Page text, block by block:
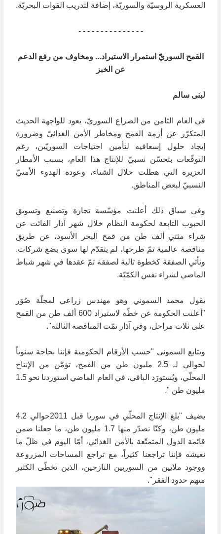
العسكرية الروسيّة والسوريّة، إضافة لتدريب القوات البحريّة.
- - - - - - - - - - - - - - -
القمح السوريّ استمرار الاستيراد... ومخاوف من رفع الدعم
عن الخبز
لبنى سالم
في العام الثامن من الصراع السوريّ، يعود للواجهة الحديث
المتكرّر عن أزمة القمح ومخاطر الأمن الغذائيّ وضرورة
إيجاد حلول إسعافيه لتأمين احتياجات السوريّين، رغم
التوقّعات بتحسّن نسبيّ للإنتاج هذا العام، بسبب الأمطار
الغزيرة التي هطلت خلال الشتاء، وعودة الهدوء الأمنيّ
النسبيّ لبعض المناطق.
وفي سياق ذلك أعلنت مؤسّسة تجارة وتصنيع وتسويق
الحبوب التابعة لحكومة النظام خلال شهر آذار الفائت عن
شراء مئتي ألف طن من قمح البحر الأسود، عن طريق
مناقصة عالمية تمّ طرحها، لم يتقدّم لها سوى بضع شركات.
وتأتي الصفقة كخطوة تالية لصفقة تمّ عقدها في شهر شباط
الماضي لشراء نفس الكمّيّة.
يقول محمد السموني وهو مهندس زراعي لمجلّة صُوَر
"أعلنت الحكومة عن خطّة لاستيراد 600 ألف طن من القمح
على ثلاث مراحل، وفي آذار تمّت المناقصة الثالثة".
ويتابع السموني "حسب الأرقام الحكومية فإننا بحاجة سنوياً
لحوالي لـ 2.5 مليون طن من القمح، تؤمَّن من الإنتاج
المحلّي، ويُستورَد الباقي، في العام الماضي استوردنا نحو 1.5
مليون طن ".
يضيف "بلغ الإنتاج المحلّي في سوريا قبل 2011حوالي 4.2
مليون طن، وكنّا نصدّر منها 1.7 مليون طن، ما جعلنا ضمن
قائمة الدول المتمتّعة بالأمن الغذائي، أمّا اليوم في ظلّ ما
نعيشه فإننا تراجعنا كثيراً، مع تراجع المساحات المزروعة
ووجود ملايين من السوريين النازحين، الذين تخطّى الكثير
منهم حدود الفقر".